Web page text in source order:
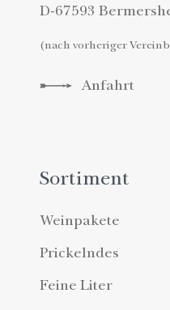
D-67593
(nach vorheriger
Anfahrt
Sortiment
Weinpakete
Prickelndes
Feine Liter